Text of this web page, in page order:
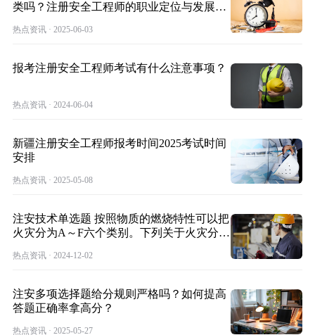
类吗？注册安全工程师的职业定位与发展路
热点资讯 · 2025-06-03
报考注册安全工程师考试有什么注意事项？
热点资讯 · 2024-06-04
新疆注册安全工程师报考时间2025考试时间
安排
热点资讯 · 2025-05-08
注安技术单选题 按照物质的燃烧特性可以把
火灾分为A～F六个类别。下列关于火灾分类
热点资讯 · 2024-12-02
注安多项选择题给分规则严格吗？如何提高
答题正确率拿高分？
热点资讯 · 2025-05-27